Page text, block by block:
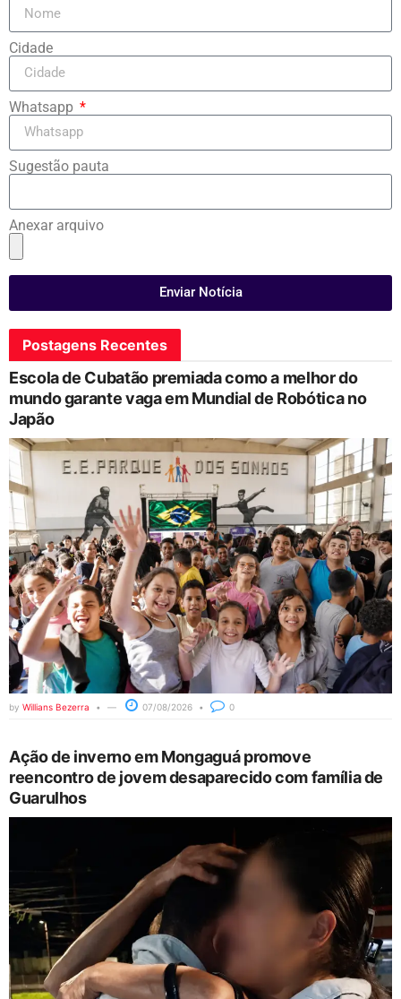
Cidade
Whatsapp
Sugestão pauta
Anexar arquivo
Enviar Notícia
Postagens Recentes
Escola de Cubatão premiada como a melhor do
mundo garante vaga em Mundial de Robótica no
Japão
by Willians Bezerra 07/08/2026 0
Ação de inverno em Mongaguá promove
reencontro de jovem desaparecido com família de
Guarulhos